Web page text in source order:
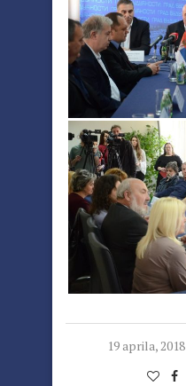
19 aprila, 2018